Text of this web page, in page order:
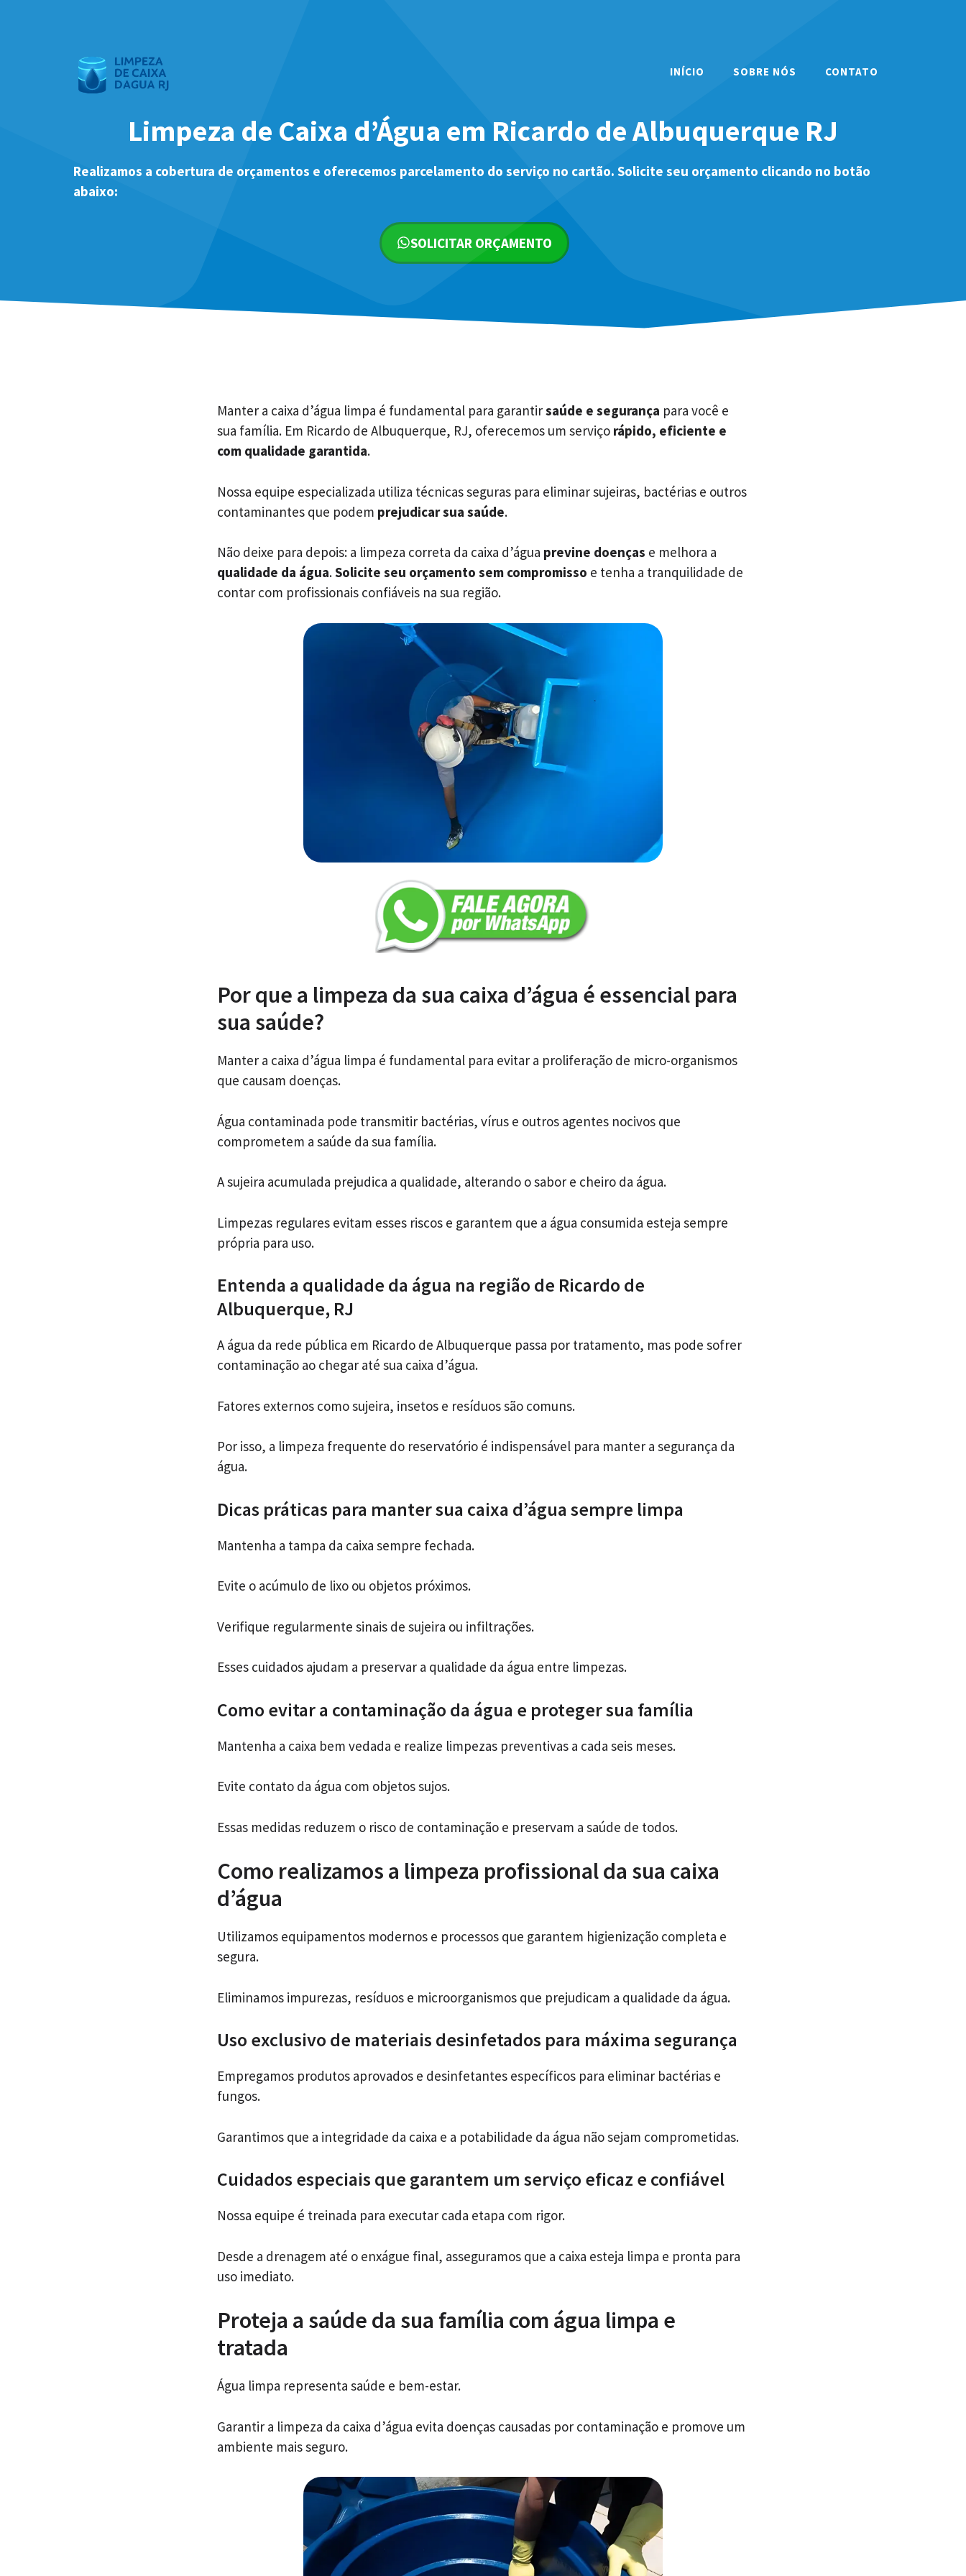
INÍCIO SOBRE NÓS CONTATO
Limpeza de Caixa d’Água em Ricardo de Albuquerque RJ
Realizamos a cobertura de orçamentos e oferecemos parcelamento do serviço no cartão. Solicite seu orçamento clicando no botão
abaixo:
SOLICITAR ORÇAMENTO
Manter a caixa d’água limpa é fundamental para garantirsaúde e segurança para você e
sua família. Em Ricardo de Albuquerque, RJ, oferecemos um serviço rápido, eficiente e
com qualidade garantida.
Nossa equipe especializada utiliza técnicas seguras para eliminar sujeiras, bactérias e outros
contaminantes que podem prejudicar sua saúde.
Não deixe para depois: a limpeza correta da caixa d’água previne doenças e melhora a
qualidade da água.Solicite seu orçamento sem compromisso e tenha a tranquilidade de
contar com profissionais confiáveis na sua região.
Por que a limpeza da sua caixa d’água é essencial para
sua saúde?
Manter a caixa d’água limpa é fundamental para evitar a proliferação de micro-organismos
que causam doenças.
Água contaminada pode transmitir bactérias, vírus e outros agentes nocivos que
comprometem a saúde da sua família.
A sujeira acumulada prejudica a qualidade, alterando o sabor e cheiro da água.
Limpezas regulares evitam esses riscos e garantem que a água consumida esteja sempre
própria para uso.
Entenda a qualidade da água na região de Ricardo de
Albuquerque, RJ
A água da rede pública em Ricardo de Albuquerque passa por tratamento, mas pode sofrer
contaminação ao chegar até sua caixa d’água.
Fatores externos como sujeira, insetos e resíduos são comuns.
Por isso, a limpeza frequente do reservatório é indispensável para manter a segurança da
água.
Dicas práticas para manter sua caixa d’água sempre limpa
Mantenha a tampa da caixa sempre fechada.
Evite o acúmulo de lixo ou objetos próximos.
Verifique regularmente sinais de sujeira ou infiltrações.
Esses cuidados ajudam a preservar a qualidade da água entre limpezas.
Como evitar a contaminação da água e proteger sua família
Mantenha a caixa bem vedada e realize limpezas preventivas a cada seis meses.
Evite contato da água com objetos sujos.
Essas medidas reduzem o risco de contaminação e preservam a saúde de todos.
Como realizamos a limpeza profissional da sua caixa
d’água
Utilizamos equipamentos modernos e processos que garantem higienização completa e
segura.
Eliminamos impurezas, resíduos e microorganismos que prejudicam a qualidade da água.
Uso exclusivo de materiais desinfetados para máxima segurança
Empregamos produtos aprovados e desinfetantes específicos para eliminar bactérias e
fungos.
Garantimos que a integridade da caixa e a potabilidade da água não sejam comprometidas.
Cuidados especiais que garantem um serviço eficaz e confiável
Nossa equipe é treinada para executar cada etapa com rigor.
Desde a drenagem até o enxágue final, asseguramos que a caixa esteja limpa e pronta para
uso imediato.
Proteja a saúde da sua família com água limpa e
tratada
Água limpa representa saúde e bem-estar.
Garantir a limpeza da caixa d’água evita doenças causadas por contaminação e promove um
ambiente mais seguro.